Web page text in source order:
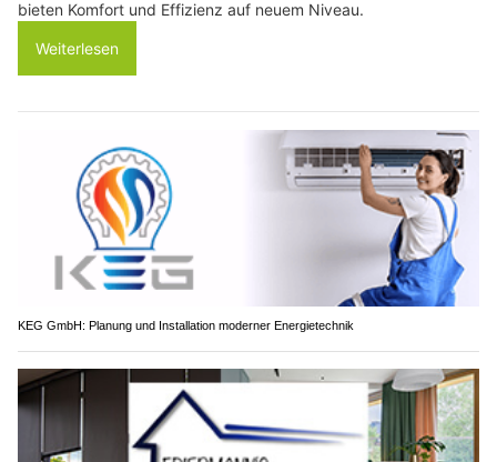
bieten Komfort und Effizienz auf neuem Niveau.
Weiterlesen
KEG GmbH: Planung und Installation moderner Energietechnik